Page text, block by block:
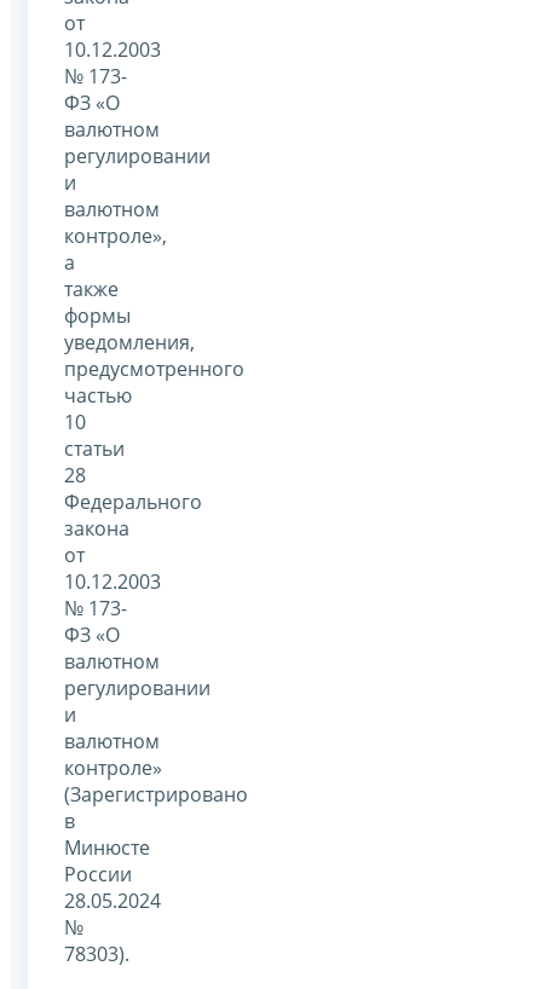
от
10.12.2003
№ 173-
ФЗ «О
валютном
регулировании
и
валютном
контроле»,
а
также
формы
уведомления,
предусмотренного
частью
10
статьи
28
Федерального
закона
от
10.12.2003
№ 173-
ФЗ «О
валютном
регулировании
и
валютном
контроле»
(Зарегистрировано
в
Минюсте
России
28.05.2024
№
78303).